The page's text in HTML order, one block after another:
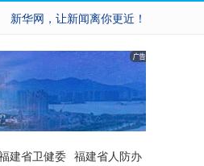
新华网，让新闻离你更近！
建省卫健委 福建省人防办